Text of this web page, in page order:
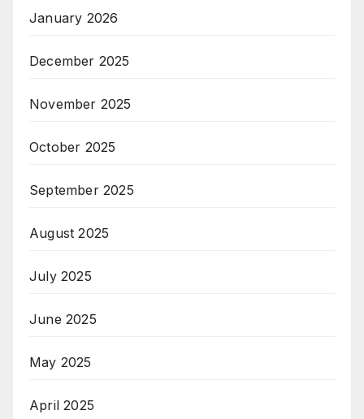
January 2026
December 2025
November 2025
October 2025
September 2025
August 2025
July 2025
June 2025
May 2025
April 2025